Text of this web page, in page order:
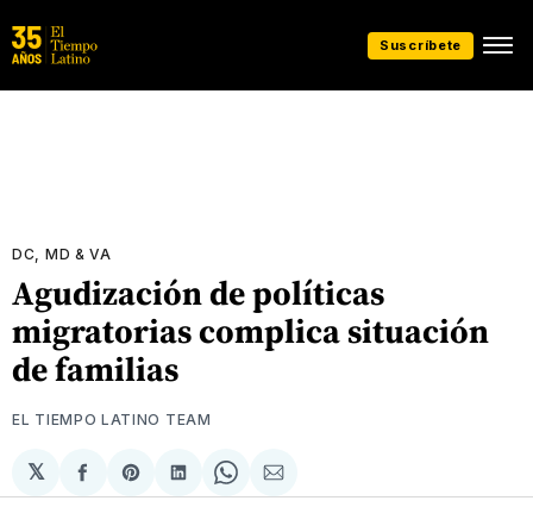
Suscríbete
DC, MD & VA
Agudización de políticas
migratorias complica situación
de familias
EL TIEMPO LATINO TEAM
𝕏
Compartir
en
Share
on
Compartir
en
Share
on
Compartir
via